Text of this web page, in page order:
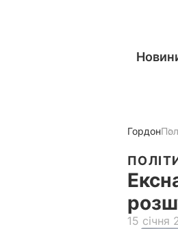
Гордон
15 січня